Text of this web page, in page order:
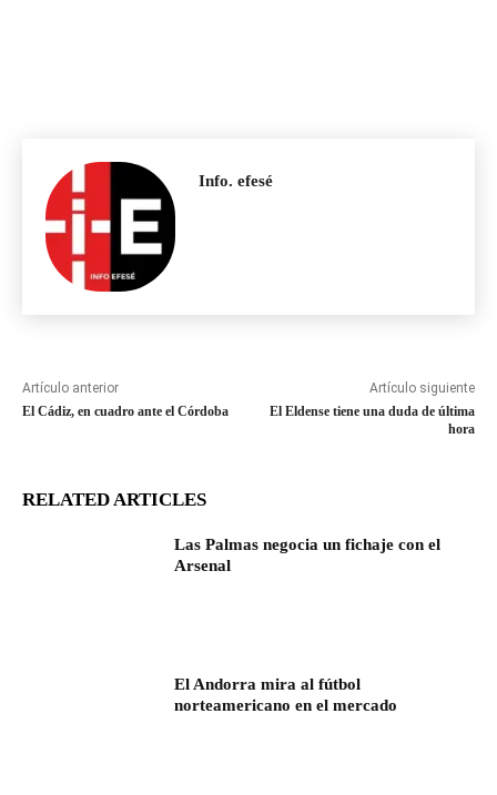
Info. efesé
Artículo anterior
El Cádiz, en cuadro ante el Córdoba
Artículo siguiente
El Eldense tiene una duda de última
hora
RELATED ARTICLES
Las Palmas negocia un fichaje con el
Arsenal
El Andorra mira al fútbol
norteamericano en el mercado